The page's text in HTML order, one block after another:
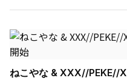
ねこやな & XXX//PEKE//